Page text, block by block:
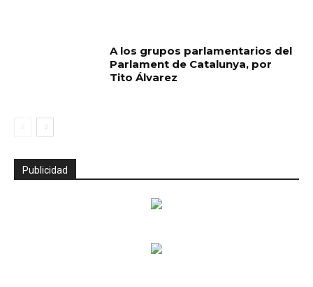
A los grupos parlamentarios del
Parlament de Catalunya, por
Tito Álvarez
Publicidad